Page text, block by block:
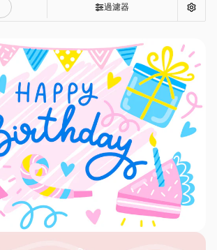
過濾器